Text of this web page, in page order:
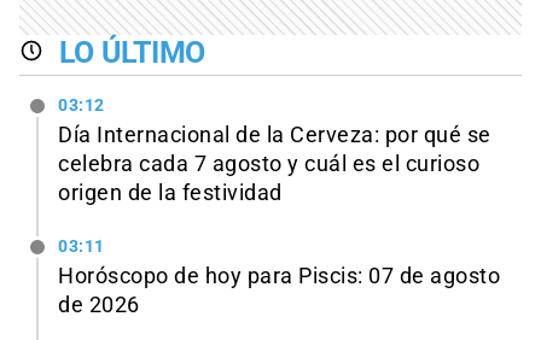
LO ÚLTIMO
03:12
Día Internacional de la Cerveza: por qué se
celebra cada 7 agosto y cuál es el curioso
origen de la festividad
03:11
Horóscopo de hoy para Piscis: 07 de agosto
de 2026